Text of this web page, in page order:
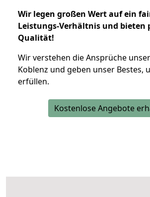
Wir legen großen Wert auf ein
Leistungs-Verhältnis und bieten
Qualität!
Wir verstehen die Ansprüche
Koblenz und geben unser Bestes,
erfüllen.
Kostenlose Angebote